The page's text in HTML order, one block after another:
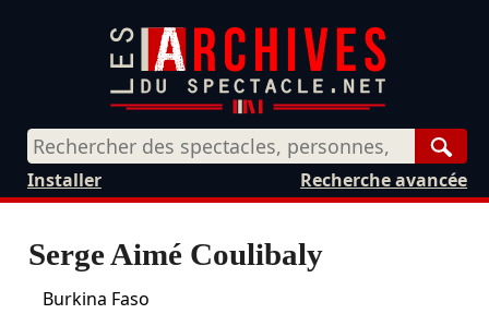
Recherche avancée
Installer
Serge Aimé Coulibaly
Burkina Faso